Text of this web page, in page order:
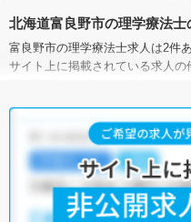
北海道富良野市の理学療法士
富良野市の理学療法士求人は2件
サイト上に掲載されている求人の
にお申し込み
富良野市の理学療法士求人では
積極採用中・残業少なめ ・
・病院
他の条件でも人気の求人がござ